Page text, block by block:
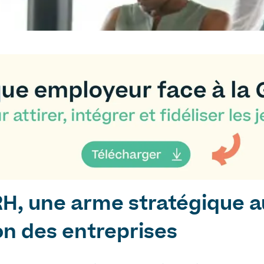
une arme stratégique
des entreprises